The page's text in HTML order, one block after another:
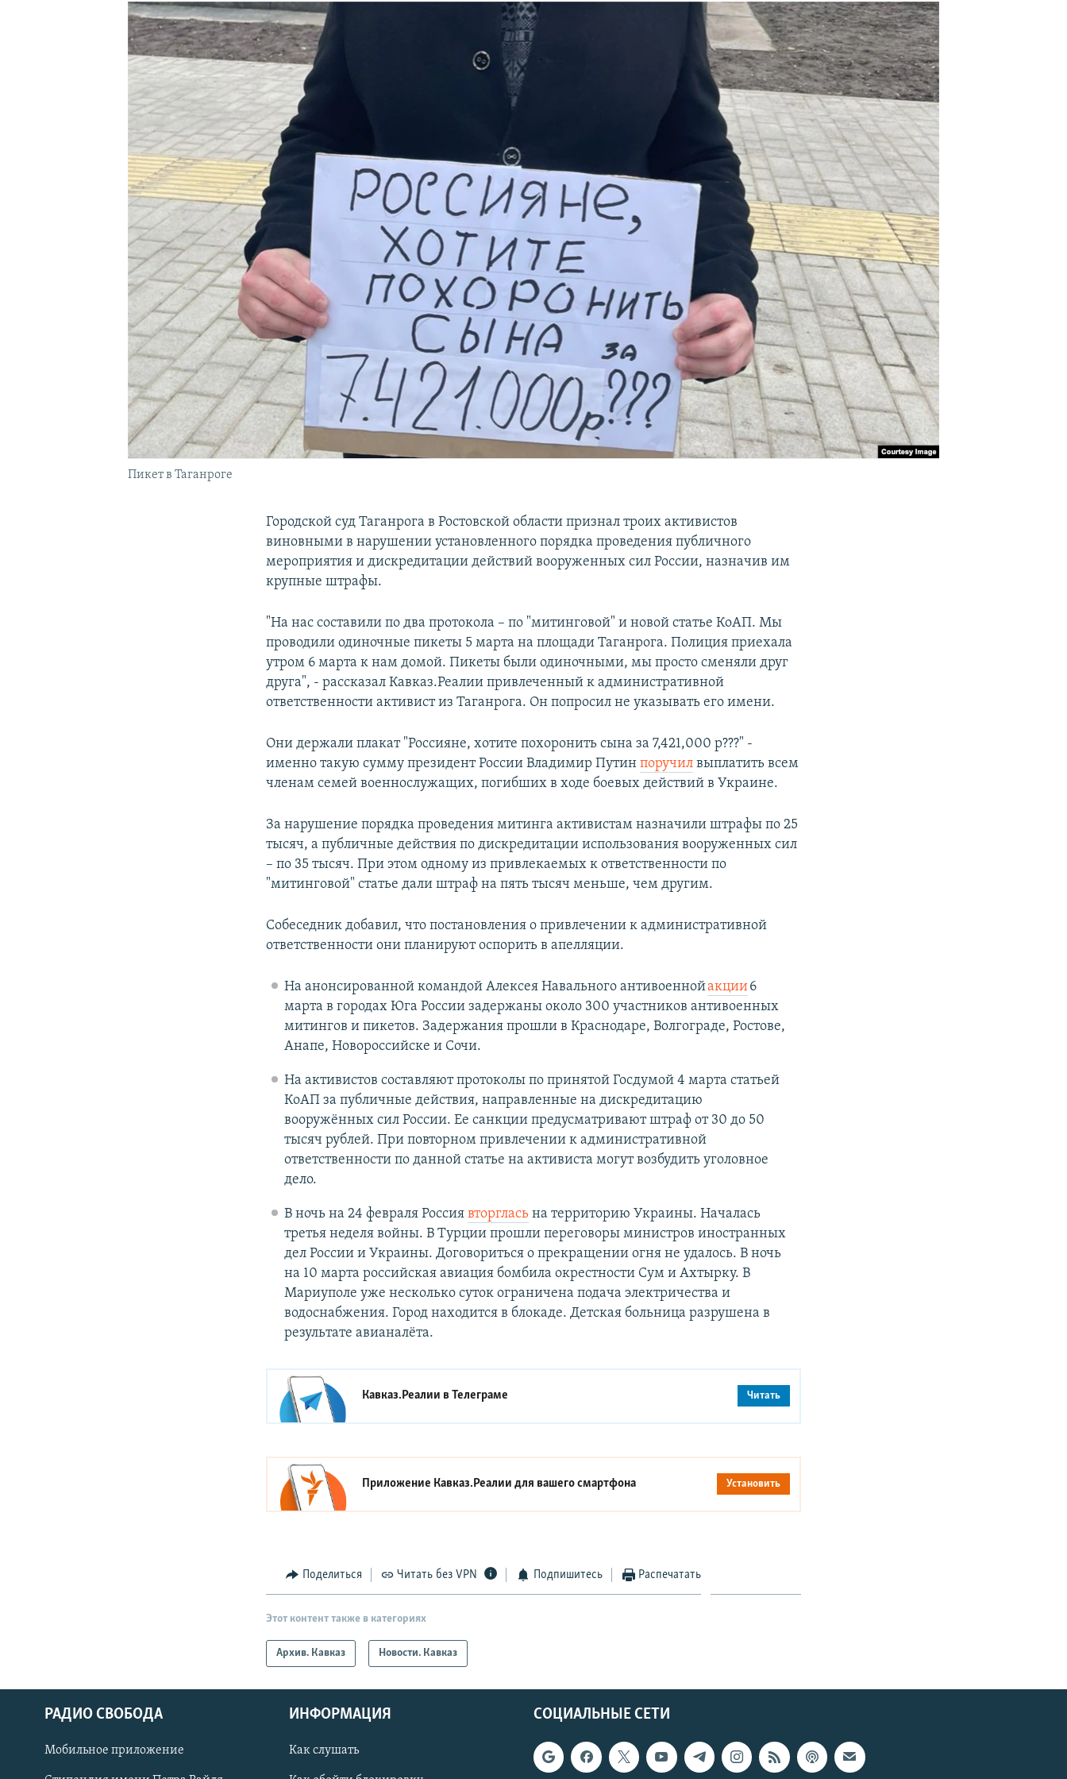
ПОДПИШИТЕСЬ НА РАССЫЛКУ
СОЦИАЛЬНЫЕ СЕТИ
Пикет в Таганроге
Городской суд Таганрога в Ростовской области признал троих активистов
виновными в нарушении установленного порядка проведения публичного
мероприятия и дискредитации действий вооруженных сил России, назначив им
крупные штрафы.
"На нас составили по два протокола – по "митинговой" и новой статье КоАП. Мы
проводили одиночные пикеты 5 марта на площади Таганрога. Полиция приехала
утром 6 марта к нам домой. Пикеты были одиночными, мы просто сменяли друг
друга", - рассказал Кавказ.Реалии привлеченный к административной
ответственности активист из Таганрога. Он попросил не указывать его имени.
Они держали плакат "Россияне, хотите похоронить сына за 7,421,000 р???" -
именно такую сумму президент России Владимир Путинпоручил выплатить всем
членам семей военнослужащих, погибших в ходе боевых действий в Украине.
За нарушение порядка проведения митинга активистам назначили штрафы по 25
тысяч, а публичные действия по дискредитации использования вооруженных сил
– по 35 тысяч. При этом одному из привлекаемых к ответственности по
"митинговой" статье дали штраф на пять тысяч меньше, чем другим.
Собеседник добавил, что постановления о привлечении к административной
ответственности они планируют оспорить в апелляции.
На анонсированной командой Алексея Навального антивоеннойакции6
марта в городах Юга России задержаны около 300 участников антивоенных
митингов и пикетов. Задержания прошли в Краснодаре, Волгограде, Ростове,
Анапе, Новороссийске и Сочи.
На активистов составляют протоколы по принятой Госдумой 4 марта статьей
КоАП за публичные действия, направленные на дискредитацию
вооружённых сил России. Ее санкции предусматривают штраф от 30 до 50
тысяч рублей. При повторном привлечении к административной
ответственности по данной статье на активиста могут возбудить уголовное
дело.
В ночь на 24 февраля Россия вторгласьна территорию Украины. Началась
третья неделя войны. В Турции прошли переговоры министров иностранных
дел России и Украины. Договориться о прекращении огня не удалось. В ночь
на 10 марта российская авиация бомбила окрестности Сум и Ахтырку. В
Мариуполе уже несколько суток ограничена подача электричества и
водоснабжения. Город находится в блокаде. Детская больница разрушена в
результате авианалёта.
Кавказ.Реалии вТелеграме Читать
Приложение Кавказ.Реалии для вашего смартфона Установить
Поделиться Читать без VPN Подпишитесь Распечатать
Этот контент также в категориях
Архив. Кавказ Новости. Кавказ
СОЦИАЛЬНЫЕ СЕТИ
РАДИО СВОБОДА
Мобильное приложение
ИНФОРМАЦИЯ
Как слушать